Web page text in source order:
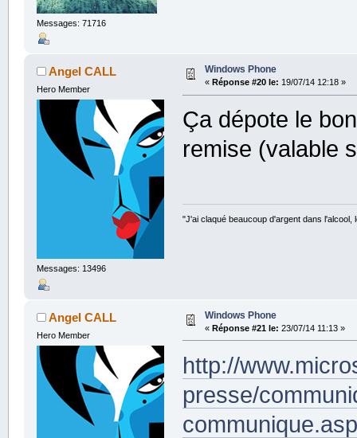
Messages: 71716
Angel CALL
Hero Member
Messages: 13496
Windows Phone
« Réponse #20 le: 19/07/14 12:18 »
Ça dépote le
remise (valable
"J'ai claqué beaucoup d'argent dans
Angel CALL
Hero Member
Windows Phone
« Réponse #21 le: 23/07/14 11:13 »
http://
presse/